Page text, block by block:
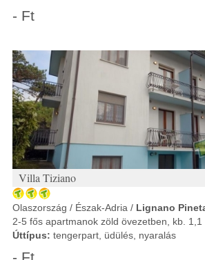
- Ft
Villa Tiziano
Olaszország / Észak-Adria / Lignano
2-5 fős apartmanok zöld övezetben, kb. 1,1
Úttípus: tengerpart, üdülés, nyaralás